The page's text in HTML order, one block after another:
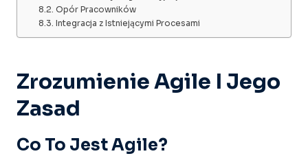
Opór Pracowników
Integracja z Istniejącymi Procesami
Zrozumienie Agile I Jego
Zasad
Co To Jest Agile?